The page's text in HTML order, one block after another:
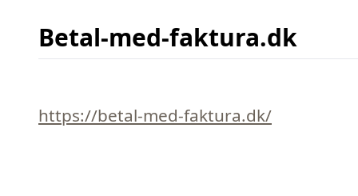
Betal-med-faktura.dk
https://betal-med-faktura.dk/